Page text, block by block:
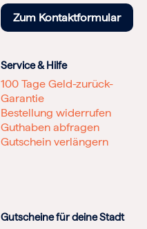
Zum Kontaktformular
Service & Hilfe
100 Tage Geld-zurück-
Garantie
Bestellung widerrufen
Guthaben abfragen
Gutschein verlängern
Gutscheine für deine Stadt